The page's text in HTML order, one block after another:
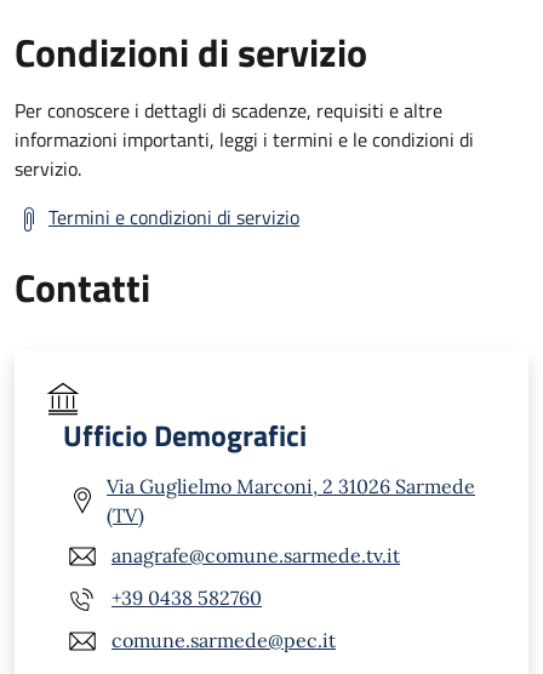
Condizioni di servizio
Per conoscere i dettagli di scadenze, requisiti e altre
informazioni importanti, leggi i termini e le condizioni di
servizio.
Termini e condizioni di servizio
Contatti
Ufficio Demografici
Via Guglielmo Marconi, 2 31026 Sarmede
(TV)
anagrafe@comune.sarmede.tv.it
+39 0438 582760
comune.sarmede@pec.it